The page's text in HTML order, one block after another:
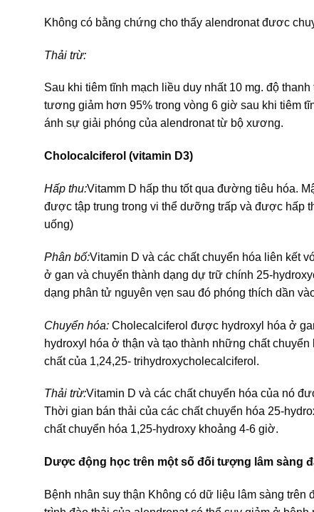
Không có bằng chứng cho thấy alendronat đươc
Thải trừ:
Sau khi tiêm tĩnh mạch liều duy nhất 10 mg. độ
tương giảm hơn 95% trong vòng 6 giờ sau khi tiêm
ánh sự giải phóng của alendronat từ bộ xương.
Cholocalciferol (vitamin D3)
Hấp thu:Vitamm D hấp thu tốt qua đường tiêu hóa.
được tập trung trong vi thể dưỡng trấp và được hấp
uống)
Phân bố:Vitamin D và các chất chuyển hóa liên kết
ở gan và chuyển thành dạng dự trữ chính 25-
dạng phân tử nguyên vẹn sau đó phóng thích dần
Chuyển hóa: Cholecalciferol được hydroxyl hóa ở
hydroxyl hóa ở thận và tạo thành những chất
chất của 1,24,25- trihydroxycholecalciferol.
Thải trừ:Vitamin D và các chất chuyển hóa của nó
Thời gian bán thải của các chất chuyển hóa 25-
chất chuyển hóa 1,25-hydroxy khoảng 4-6 giờ.
Dược động học trên một số đối tượng lâm sàng
Bệnh nhân suy thận Không có dữ liệu lâm sàng